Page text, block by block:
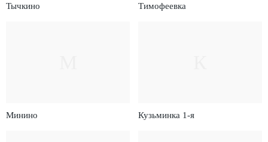
Тычкино Тимофеевка
Минино Кузьминка 1-я